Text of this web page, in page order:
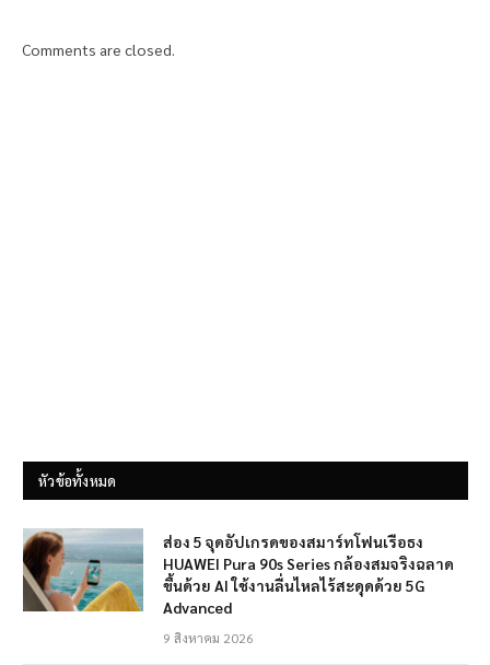
Comments are closed.
หัวข้อทั้งหมด
ส่อง 5 จุดอัปเกรดของสมาร์ทโฟนเรือธง
HUAWEI Pura 90s Series กล้องสมจริงฉลาด
ขึ้นด้วย AI ใช้งานลื่นไหลไร้สะดุดด้วย 5G
Advanced
9 สิงหาคม 2026